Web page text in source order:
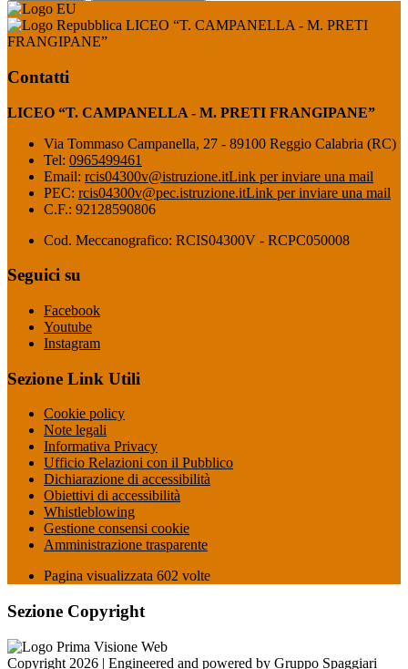
LICEO “T. CAMPANELLA - M. PRETI
FRANGIPANE”
Contatti
LICEO “T. CAMPANELLA - M. PRETI FRANGIPANE”
Via Tommaso Campanella, 27 - 89100 Reggio Calabria (RC)
Tel: 0965499461
Email: rcis04300v@istruzione.itLink per inviare una mail
PEC: rcis04300v@pec.istruzione.itLink per inviare una mail
C.F.: 92128590806
Cod. Meccanografico: RCIS04300V - RCPC050008
Seguici su
Facebook
Youtube
Instagram
Sezione Link Utili
Cookie policy
Note legali
Informativa Privacy
Ufficio Relazioni con il Pubblico
Dichiarazione di accessibilità
Obiettivi di accessibilità
Whistleblowing
Gestione consensi cookie
Amministrazione trasparente
Pagina visualizzata 602 volte
Sezione Copyright
Copyright 2026 | Engineered and powered by Gruppo Spaggiari